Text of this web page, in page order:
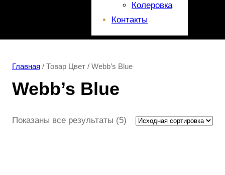
Колеровка
Контакты
Главная / Товар Цвет / Webb’s Blue
Webb’s Blue
Показаны все результаты (5)